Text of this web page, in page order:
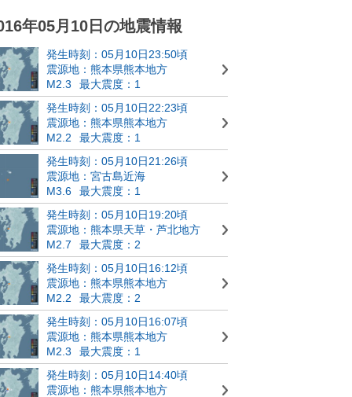
年05月10日の地震情報
発生時刻：05月10日23:50頃
震源地：熊本県熊本地方
M2.3
最大震度：1
発生時刻：05月10日22:23頃
震源地：熊本県熊本地方
M2.2
最大震度：1
発生時刻：05月10日21:26頃
震源地：宮古島近海
M3.6
最大震度：1
発生時刻：05月10日19:20頃
震源地：熊本県天草・芦北地方
M2.7
最大震度：2
発生時刻：05月10日16:12頃
震源地：熊本県熊本地方
M2.2
最大震度：2
発生時刻：05月10日16:07頃
震源地：熊本県熊本地方
M2.3
最大震度：1
発生時刻：05月10日14:40頃
震源地：熊本県熊本地方